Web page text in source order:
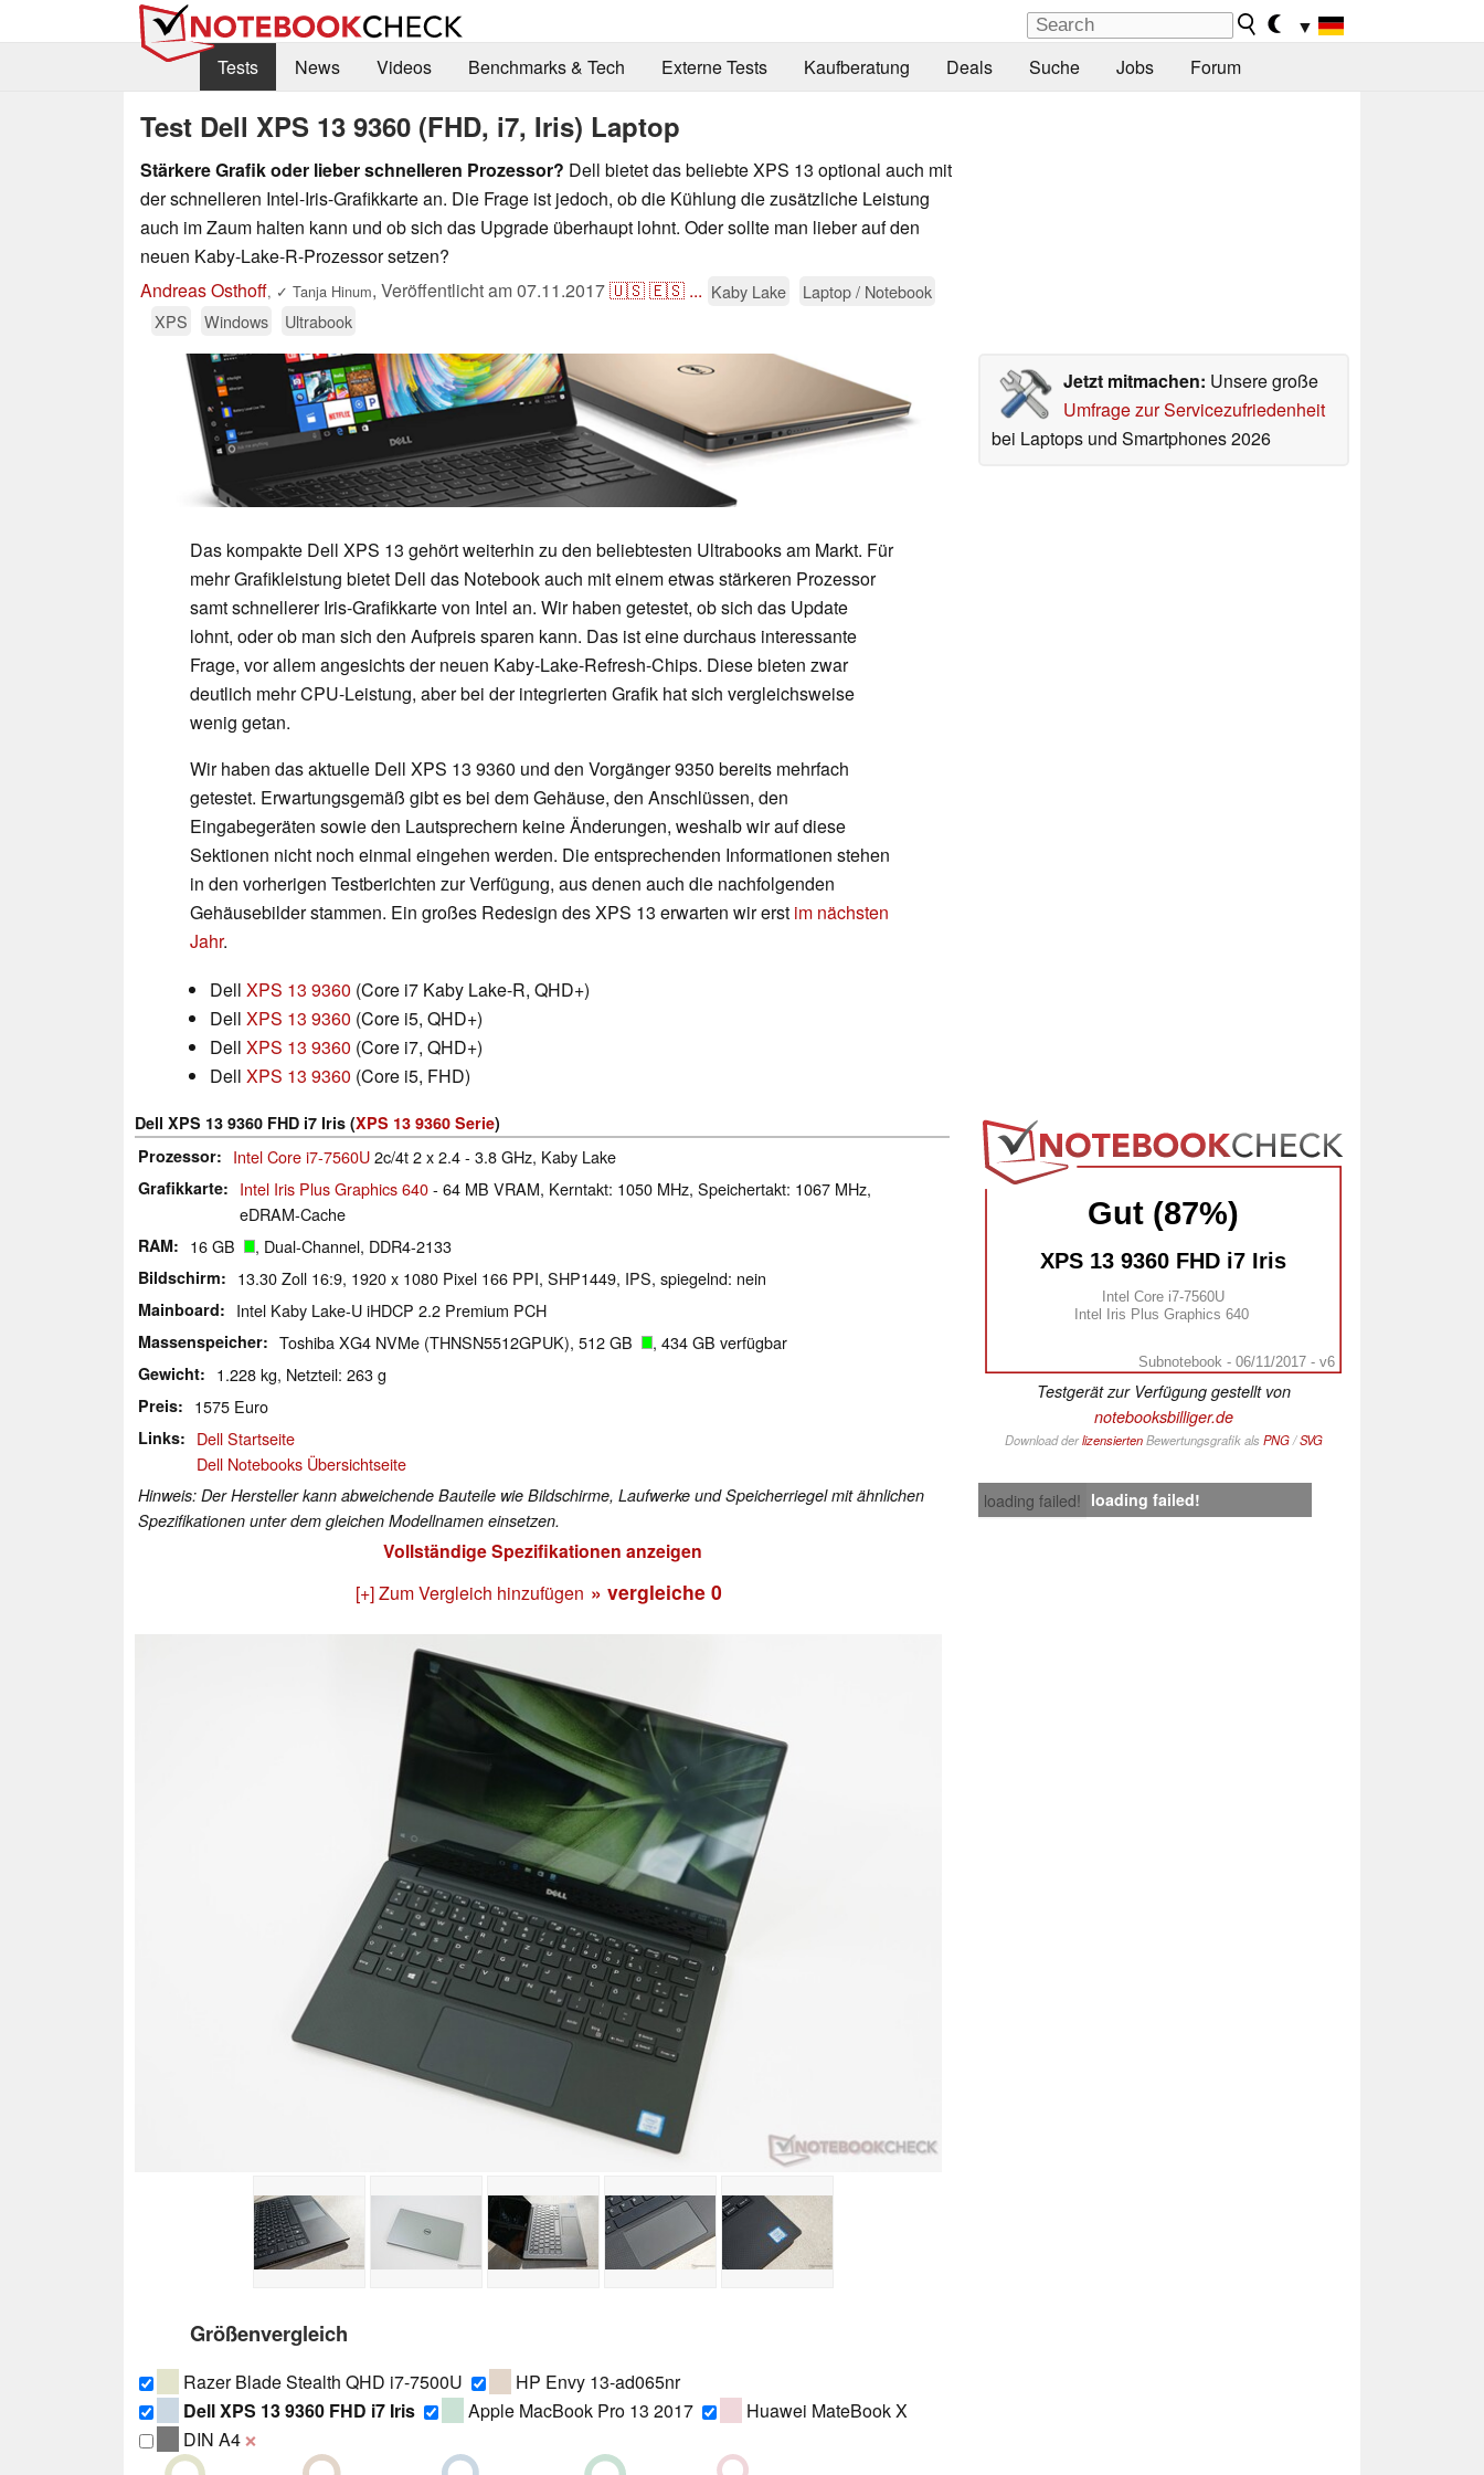
▼
Tests
News Videos Benchmarks & Tech Externe Tests Kaufberatung Deals Suche Jobs Forum
Test Dell XPS 13 9360 (FHD, i7, Iris) Laptop
Stärkere Grafik oder lieber schnelleren Prozessor? Dell bietet das beliebte XPS 13 optional auch mit
der schnelleren Intel-Iris-Grafikkarte an. Die Frage ist jedoch, ob die Kühlung die zusätzliche Leistung
auch im Zaum halten kann und ob sich das Upgrade überhaupt lohnt. Oder sollte man lieber auf den
neuen Kaby-Lake-R-Prozessor setzen?
Andreas Osthoff, ✓ Tanja Hinum, Veröffentlicht am07.11.2017🇺🇸🇪🇸 ... Kaby Lake
Laptop / Notebook
XPS
Windows Ultrabook
Jetzt mitmachen: Unsere große
Umfrage zur Servicezufriedenheit
bei Laptops und Smartphones 2026
Das kompakte Dell XPS 13 gehört weiterhin zu den beliebtesten Ultrabooks am Markt. Für
mehr Grafikleistung bietet Dell das Notebook auch mit einem etwas stärkeren Prozessor
samt schnellerer Iris-Grafikkarte von Intel an. Wir haben getestet, ob sich das Update
lohnt, oder ob man sich den Aufpreis sparen kann. Das ist eine durchaus interessante
Frage, vor allem angesichts der neuen Kaby-Lake-Refresh-Chips. Diese bieten zwar
deutlich mehr CPU-Leistung, aber bei der integrierten Grafik hat sich vergleichsweise
wenig getan.
Wir haben das aktuelle Dell XPS 13 9360 und den Vorgänger 9350 bereits mehrfach
getestet. Erwartungsgemäß gibt es bei dem Gehäuse, den Anschlüssen, den
Eingabegeräten sowie den Lautsprechern keine Änderungen, weshalb wir auf diese
Sektionen nicht noch einmal eingehen werden. Die entsprechenden Informationen stehen
in den vorherigen Testberichten zur Verfügung, aus denen auch die nachfolgenden
Gehäusebilder stammen. Ein großes Redesign des XPS 13 erwarten wir erst im nächsten
Jahr.
Dell XPS 13 9360 (Core i7 Kaby Lake-R, QHD+)
Dell XPS 13 9360 (Core i5, QHD+)
Dell XPS 13 9360 (Core i7, QHD+)
Dell XPS 13 9360 (Core i5, FHD)
Gut (87%)
XPS 13 9360 FHD i7 Iris
Intel Core i7-7560U
Intel Iris Plus Graphics 640
Subnotebook - 06/11/2017 - v6
Testgerät zur Verfügung gestellt von
notebooksbilliger.de
Download derlizensiertenBewertungsgrafik als PNG/SVG
loading failed! loading failed!
Dell XPS 13 9360 FHD i7 Iris (XPS 13 9360 Serie)
Prozessor
Intel Core i7-7560U2c/4t 2 x 2.4 - 3.8 GHz, Kaby Lake
Grafikkarte Intel Iris Plus Graphics 640- 64 MB VRAM, Kerntakt: 1050 MHz, Speichertakt: 1067 MHz,
eDRAM-Cache
RAM 16 GB , Dual-Channel, DDR4-2133
Bildschirm 13.30 Zoll 16:9, 1920 x 1080 Pixel 166 PPI, SHP1449, IPS, spiegelnd: nein
Mainboard Intel Kaby Lake-U iHDCP 2.2 Premium PCH
Massenspeicher Toshiba XG4 NVMe (THNSN5512GPUK), 512 GB , 434 GB verfügbar
Gewicht 1.228 kg, Netzteil: 263 g
Preis 1575 Euro
Links
Dell Startseite
Dell Notebooks Übersichtseite
Hinweis: Der Hersteller kann abweichende Bauteile wie Bildschirme, Laufwerke und Speicherriegel mit ähnlichen
Spezifikationen unter dem gleichen Modellnamen einsetzen.
Vollständige Spezifikationen anzeigen
[+] Zum Vergleich hinzufügen » vergleiche 0
Größenvergleich
Razer Blade Stealth QHD i7-7500U
HP Envy 13-ad065nr
Dell XPS 13 9360 FHD i7 Iris
Apple MacBook Pro 13 2017
Huawei MateBook X
DIN A4 ❌